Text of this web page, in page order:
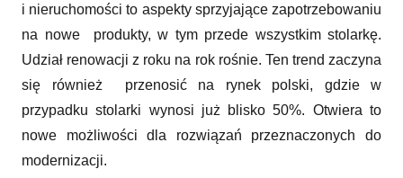
i nieruchomości to aspekty sprzyjające zapotrzebowaniu
na nowe produkty, w tym przede wszystkim stolarkę.
Udział renowacji z roku na rok rośnie. Ten trend zaczyna
się również przenosić na rynek polski, gdzie w
przypadku stolarki wynosi już blisko 50%. Otwiera to
nowe możliwości dla rozwiązań przeznaczonych do
modernizacji.